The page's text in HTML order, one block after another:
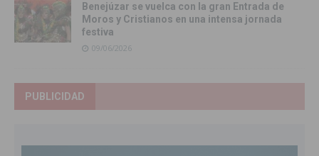
Benejúzar se vuelca con la gran Entrada de
Moros y Cristianos en una intensa jornada
festiva
09/06/2026
PUBLICIDAD